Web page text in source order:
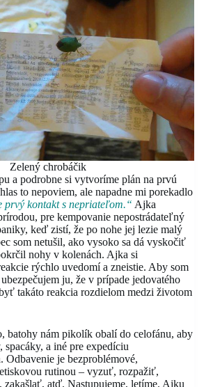
Zelený chrobáčik
a podrobne si vytvoríme plán na prvú
to nepoviem, ale napadne mi porekadlo
prvý kontakt s nepriateľom.“ Ajka
pre kempovanie nepostrádateľný
keď zistí, že po nohe jej lezie malý
som netušil, ako vysoko sa dá vyskočiť
nohy v kolenách. Ajka si
rýchlo uvedomí a zneistie. Aby som
ju, že v prípade jedovatého
takáto reakcia rozdielom medzi životom
batohy nám pikolík obalí do celofánu, aby
a iné pre expedíciu
Odbavenie je bezproblémové,
rutinou – vyzuť, rozpažiť,
atď. Nastupujeme, letíme. Ajku